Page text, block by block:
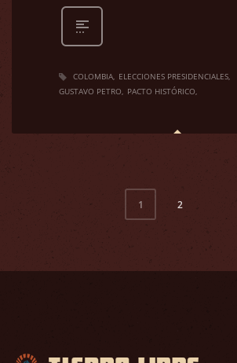
COLOMBIA ELECCIONES PRESIDENCIALES
GUSTAVO PETRO
PACTO HISTÓRICO
1 2